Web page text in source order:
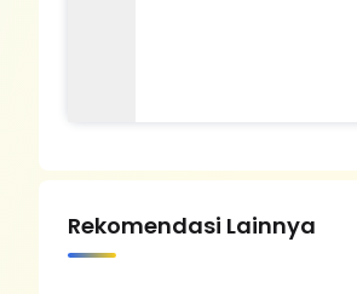
Rekomendasi Lainnya